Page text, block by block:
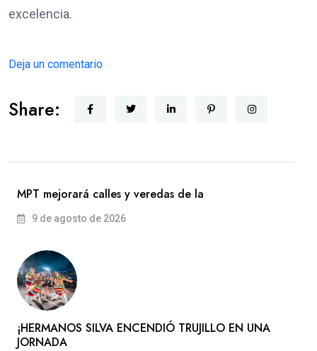
excelencia.
Deja un comentario
Share:
MPT mejorará calles y veredas de la
9 de agosto de 2026
​¡HERMANOS SILVA ENCENDIÓ TRUJILLO EN UNA
JORNADA